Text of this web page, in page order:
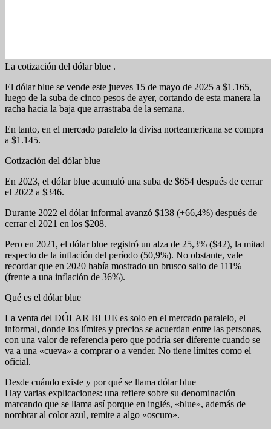
La cotización del dólar blue .
El dólar blue se vende este jueves 15 de mayo de 2025 a $1.165,
luego de la suba de cinco pesos de ayer, cortando de esta manera la
racha hacia la baja que arrastraba de la semana.
En tanto, en el mercado paralelo la divisa norteamericana se compra
a $1.145.
Cotización del dólar blue
En 2023, el dólar blue acumuló una suba de $654 después de cerrar
el 2022 a $346.
Durante 2022 el dólar informal avanzó $138 (+66,4%) después de
cerrar el 2021 en los $208.
Pero en 2021, el dólar blue registró un alza de 25,3% ($42), la mitad
respecto de la inflación del período (50,9%). No obstante, vale
recordar que en 2020 había mostrado un brusco salto de 111%
(frente a una inflación de 36%).
Qué es el dólar blue
La venta del DÓLAR BLUE es solo en el mercado paralelo, el
informal, donde los límites y precios se acuerdan entre las personas,
con una valor de referencia pero que podría ser diferente cuando se
va a una «cueva» a comprar o a vender. No tiene límites como el
oficial.
Desde cuándo existe y por qué se llama dólar blue
Hay varias explicaciones: una refiere sobre su denominación
marcando que se llama así porque en inglés, «blue», además de
nombrar al color azul, remite a algo «oscuro».